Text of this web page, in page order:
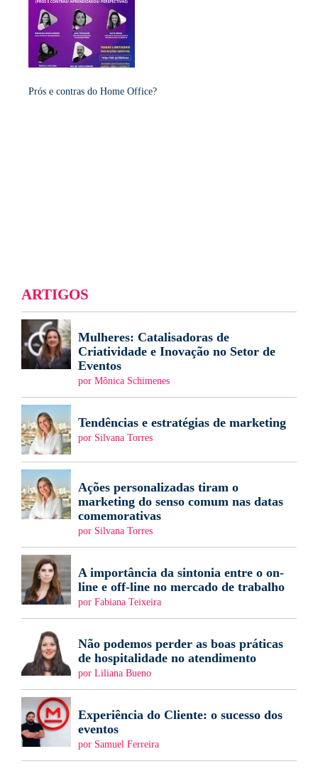
Prós e contras do Home Office?
ARTIGOS
Mulheres: Catalisadoras de
Criatividade e Inovação no Setor de
Eventos
por Mônica Schimenes
Tendências e estratégias de marketing
por Silvana Torres
Ações personalizadas tiram o
marketing do senso comum nas datas
comemorativas
por Silvana Torres
A importância da sintonia entre o on-
line e off-line no mercado de trabalho
por Fabiana Teixeira
Não podemos perder as boas práticas
de hospitalidade no atendimento
por Liliana Bueno
Experiência do Cliente: o sucesso dos
eventos
por Samuel Ferreira